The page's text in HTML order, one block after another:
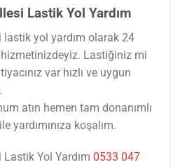
Lastik Yol Yardım
yol yardım olarak 24
Lastiğiniz mi
var hızlı ve uygun
atın hemen tam donanımlı
yardımınıza koşalım.
Yol Yardım 0533 047